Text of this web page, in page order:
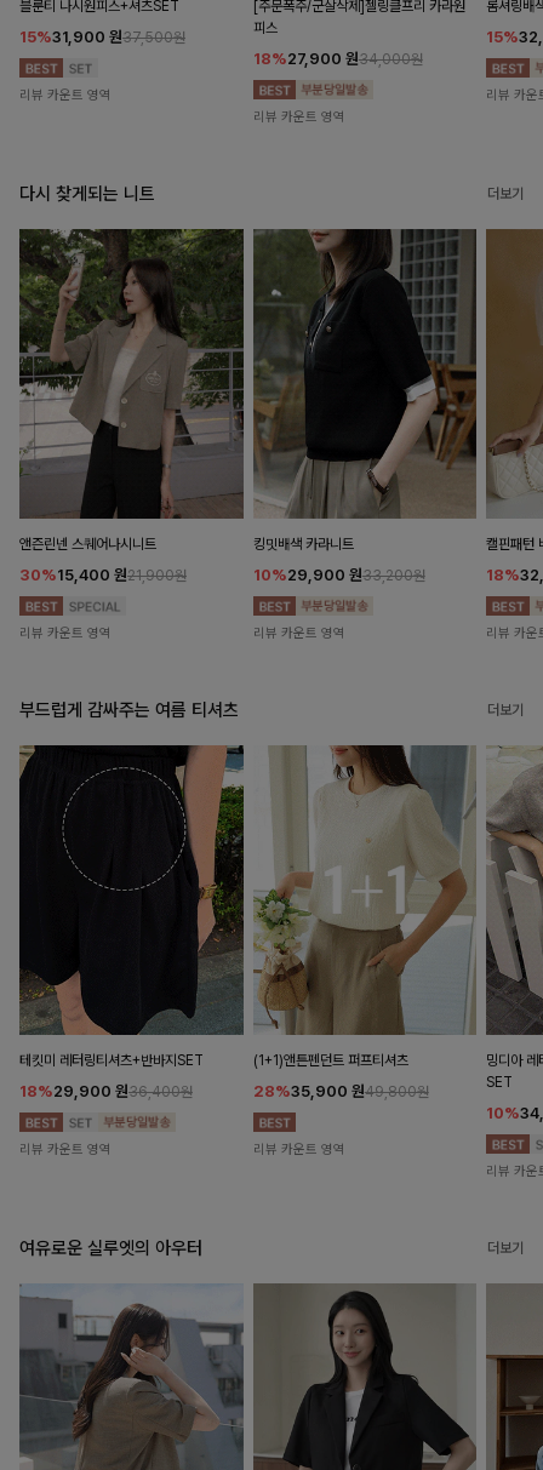
블룬티 나시원피스+셔츠SET
15%31,900 원37,500원
리뷰 카운트 영역
[주문폭주/군살삭제]젤링클프리 카라원
피스
18%27,900 원34,000원
리뷰 카운트 영역
롬셔링배
15%
리뷰 카운
다시 찾게되는 니트 더보기
앤즌린넨 스퀘어나시니트
30%15,400 원21,900원
리뷰 카운트 영역
킹밋배색 카라니트
10%29,900 원33,200원
리뷰 카운트 영역
캘핀패턴
18%
리뷰 카운
부드럽게 감싸주는 여름 티셔츠 더보기
테킷미 레터링티셔츠+반바지SET
18%29,900 원36,400원
리뷰 카운트 영역
(1+1)앤튼펜던트 퍼프티셔츠
28%35,900 원49,800원
리뷰 카운트 영역
밍디아 레
SET
10%
리뷰 카운
여유로운 실루엣의 아우터 더보기